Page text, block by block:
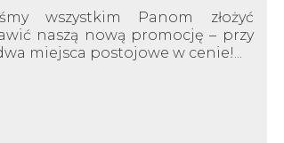
wszystkim Panom złożyć
naszą nową promocję – przy
miejsca postojowe w cenie!...